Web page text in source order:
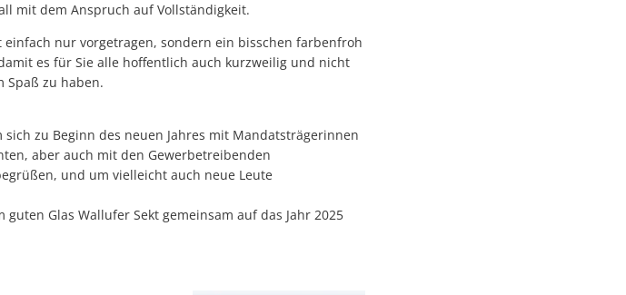
mit dem Anspruch auf Vollständigkeit.
nur vorgetragen, sondern ein bisschen farbenfroh
es für Sie alle hoffentlich auch kurzweilig und nicht
Spaß zu haben.
zu Beginn des neuen Jahres mit Mandatsträgerinnen
aber auch mit den Gewerbetreibenden
und um vielleicht auch neue Leute
Glas Wallufer Sekt gemeinsam auf das Jahr 2025